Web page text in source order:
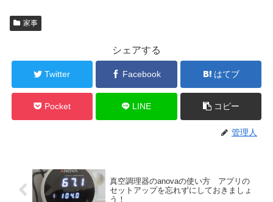
家事
シェアする
Twitter Facebook はてブ
Pocket LINE コピー
管理人
真空調理器のanovaの使い方 アプリの
セットアップを忘れずにしておきましょ
う！